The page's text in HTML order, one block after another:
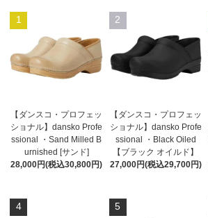
1
【ダンスコ・プロフェッ
ショナル】dansko Profe
ssional ・Sand Milled B
urnished [サンド]
28,000円(税込30,800円)
2
【ダンスコ・プロフェッ
ショナル】dansko Profe
ssional ・Black Oiled
【ブラック オイルド】
27,000円(税込29,700円)
4 5